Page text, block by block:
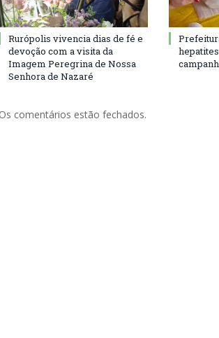
Rurópolis vivencia dias de fé e
devoção com a visita da
Imagem Peregrina de Nossa
Senhora de Nazaré
Os comentários estão fechados.